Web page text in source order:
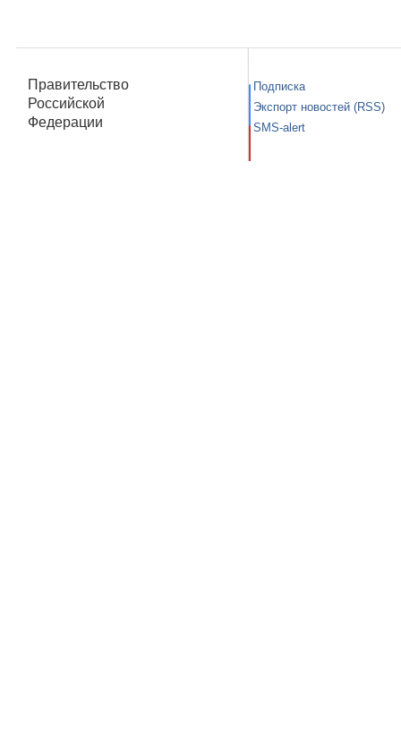
Правительство
Российской
Федерации
Подписка
Экспорт новостей (RSS)
SMS-alert